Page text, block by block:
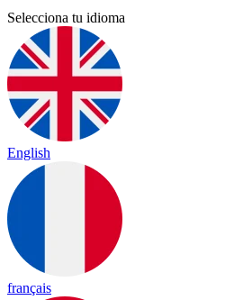
Selecciona tu idioma
English
français